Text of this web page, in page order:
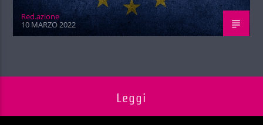
Red.azione
10 MARZO 2022
Leggi